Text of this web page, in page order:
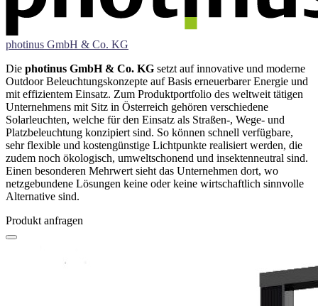
photinus GmbH & Co. KG
Die photinus GmbH & Co. KG setzt auf innovative und moderne
Outdoor Beleuchtungskonzepte auf Basis erneuerbarer Energie und
mit effizientem Einsatz. Zum Produktportfolio des weltweit tätigen
Unternehmens mit Sitz in Österreich gehören verschiedene
Solarleuchten, welche für den Einsatz als Straßen-, Wege- und
Platzbeleuchtung konzipiert sind. So können schnell verfügbare,
sehr flexible und kostengünstige Lichtpunkte realisiert werden, die
zudem noch ökologisch, umweltschonend und insektenneutral sind.
Einen besonderen Mehrwert sieht das Unternehmen dort, wo
netzgebundene Lösungen keine oder keine wirtschaftlich sinnvolle
Alternative sind.
Produkt anfragen